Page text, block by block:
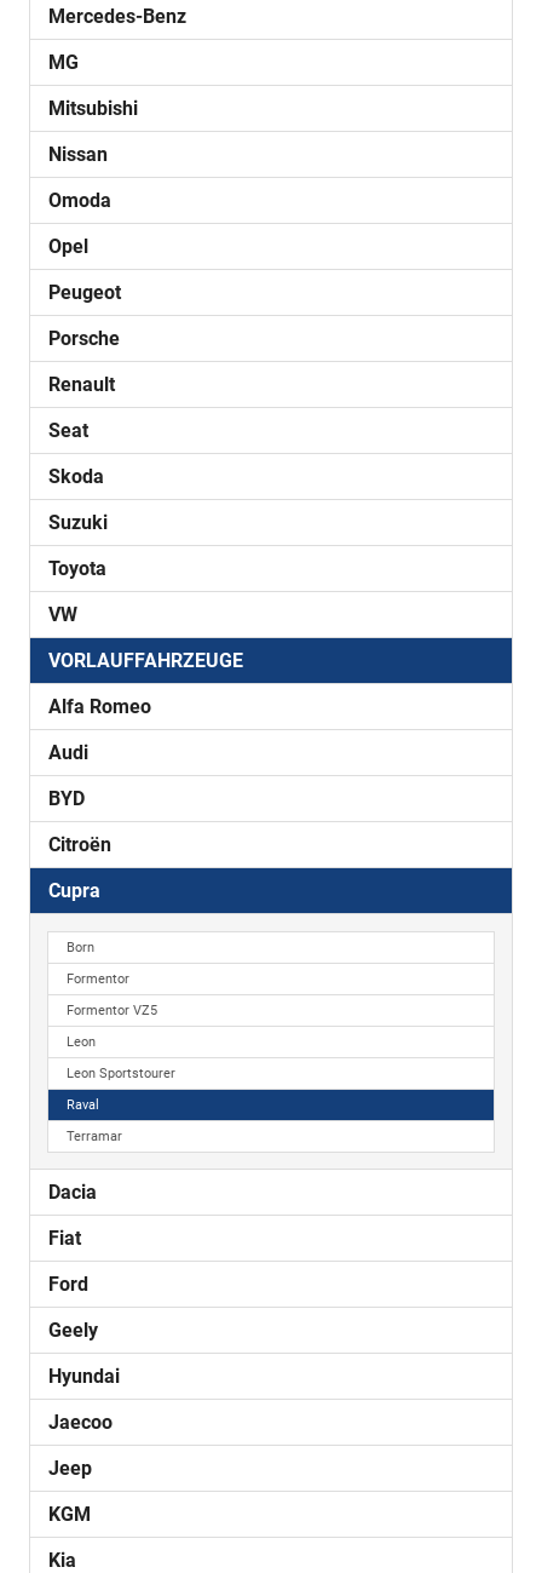
Mercedes-Benz
MG
Mitsubishi
Nissan
Omoda
Opel
Peugeot
Porsche
Renault
Seat
Skoda
Suzuki
Toyota
VW
VORLAUFFAHRZEUGE
Alfa Romeo
Audi
BYD
Citroën
Cupra
Born
Formentor
Formentor VZ5
Leon
Leon Sportstourer
Raval
Terramar
Dacia
Fiat
Ford
Geely
Hyundai
Jaecoo
Jeep
KGM
Kia